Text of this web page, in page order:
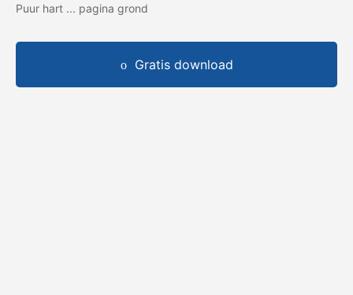
Puur hart ... pagina grond
Gratis download